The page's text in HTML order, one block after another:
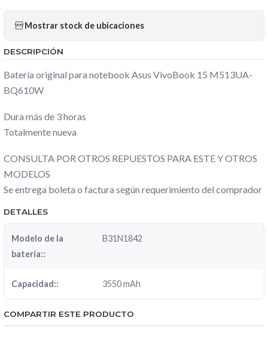
Mostrar stock de ubicaciones
DESCRIPCIÓN
Batería original para notebook Asus VivoBook 15 M513UA-
BQ610W
Dura más de 3 horas
Totalmente nueva
CONSULTA POR OTROS REPUESTOS PARA ESTE Y OTROS
MODELOS
Se entrega boleta o factura según requerimiento del comprador
DETALLES
Modelo de la
batería::
B31N1842
Capacidad:: 3550 mAh
COMPARTIR ESTE PRODUCTO